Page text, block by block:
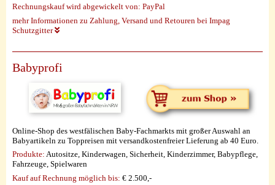
Rechnungskauf wird abgewickelt von: PayPal
mehr Informationen zu Zahlung, Versand und Retouren bei Impag
Schutzgitter
Babyprofi
Online-Shop des westfälischen Baby-Fachmarkts mit großer Auswahl an
Babyartikeln zu Toppreisen mit versandkostenfreier Lieferung ab 40 Euro.
Produkte: Autositze, Kinderwagen, Sicherheit, Kinderzimmer, Babypflege,
Fahrzeuge, Spielwaren
Kauf auf Rechnung möglich bis: € 2.500,-